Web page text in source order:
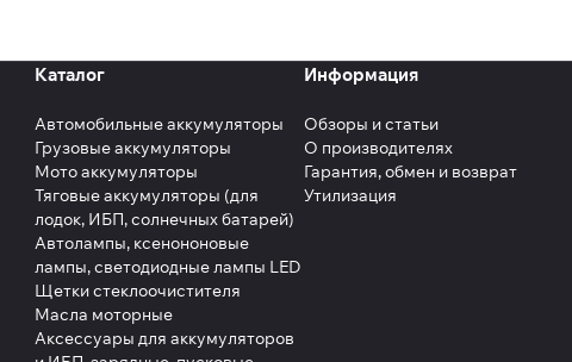
Каталог
Автомобильные аккумуляторы
Грузовые аккумуляторы
Мото аккумуляторы
Тяговые аккумуляторы (для
лодок, ИБП, солнечных батарей)
Автолампы, ксенононовые
лампы, светодиодные лампы LED
Щетки стеклоочистителя
Масла моторные
Аксессуары для аккумуляторов
Информация
Обзоры и статьи
О производителях
Гарантия, обмен и возврат
Утилизация